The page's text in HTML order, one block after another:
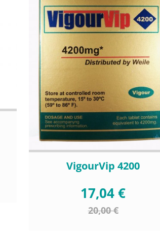
VigourVip 4200
17,04 €
20,00 €